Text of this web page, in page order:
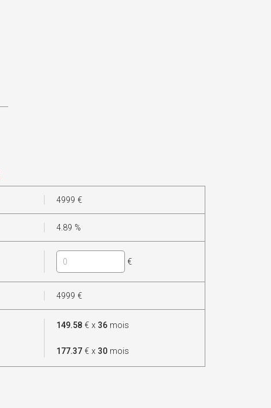
4999 €
4.89 %
€
4999 €
149.58 € x 36 mois
177.37 € x 30 mois